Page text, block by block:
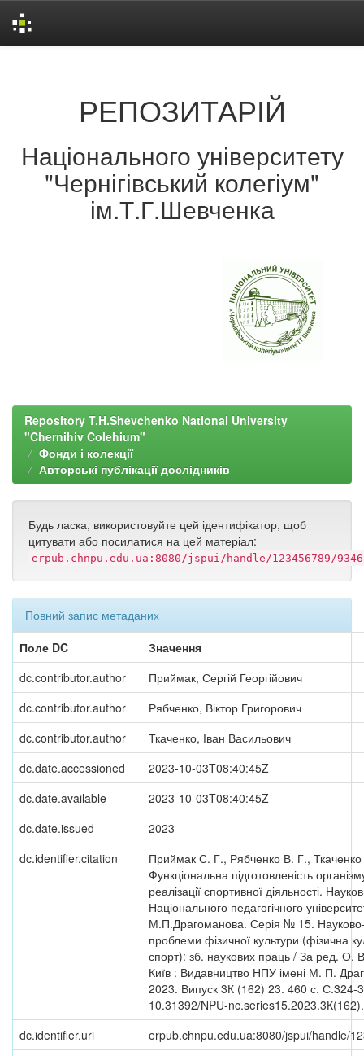
РЕПОЗИТАРІЙ
Національного університету
"Чернігівський колегіум"
ім.Т.Г.Шевченка
Repository T.H.Shevchenko National University
"Chernihiv Colehium"
Фонди і колекції
Авторські публікації дослідників
Будь ласка, використовуйте цей ідентифікатор, щоб
цитувати або посилатися на цей матеріал:
erpub.chnpu.edu.ua:8080/jspui/handle/123456789/9346
Повний запис метаданих
Поле DC
Значення
dc.contributor.author
Приймак, Сергій Георгійович
dc.contributor.author
Рябченко, Віктор Григорович
dc.contributor.author
Ткаченко, Іван Васильович
dc.date.accessioned
2023-10-03T08:40:45Z
dc.date.available
2023-10-03T08:40:45Z
dc.date.issued
2023
dc.identifier.citation
Приймак С. Г., Рябченко В. Г., Ткаченко
Функціональна підготовленість
реалізації спортивної діяльності.
Національного педагогічного
М.П.Драгоманова. Серія № 15. Науково-
проблеми фізичної культури (фізична
спорт): зб. наукових праць / За ред. О.
Київ : Видавництво НПУ імені М. П.
2023. Випуск 3К (162) 23. 460 с. С.324-
10.31392/NPU-
dc.identifier.uri
erpub.chnpu.edu.ua:8080/jspui/handle/